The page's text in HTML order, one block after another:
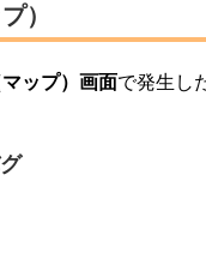
）
ップ）画面で発生し